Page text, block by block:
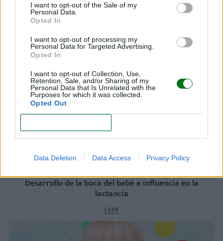
I want to opt-out of the Sale of my
Personal Data.
Opted In
I want to opt-out of processing my
Personal Data for Targeted Advertising.
Opted In
I want to opt-out of Collection, Use,
Retention, Sale, and/or Sharing of my
Personal Data that Is Unrelated with the
Purposes for which it was collected.
Opted Out
Data Deletion Data Access Privacy Policy
Los 5 errores más comunes en la estimulación de
LEER
Desarrollo de la boca del bebé e influencia en la
lactancia
LEER